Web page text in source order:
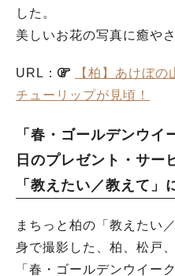
した。
美しいお花の写真に癒や
URL：
【柏】あけぼ
チューリップが見頃！
「春・ゴールデンウ
日のプレゼント・サー
「教えたい／教えて」
まちっと柏の「教えたい
身で撮影した、柏、松戸
「春・ゴールデンウイー